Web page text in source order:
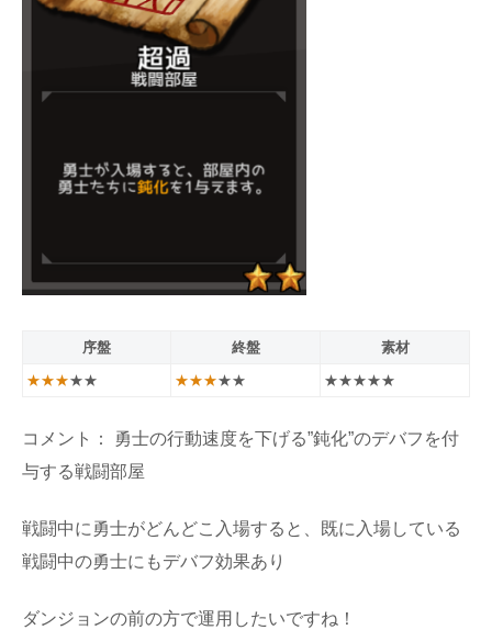
序盤 終盤
素材
★★★★★ ★★★★★ ★★★★★
コメント： 勇士の行動速度を下げる”鈍化”のデバフを付
与する戦闘部屋
戦闘中に勇士がどんどこ入場すると、既に入場している
戦闘中の勇士にもデバフ効果あり
ダンジョンの前の方で運用したいですね！